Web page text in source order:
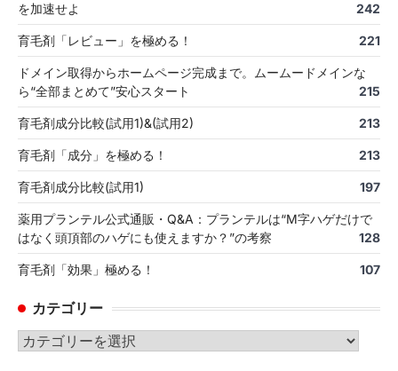
を加速せよ
242
育毛剤「レビュー」を極める！ 221
ドメイン取得からホームページ完成まで。ムームードメインな
ら“全部まとめて”安心スタート
215
育毛剤成分比較(試用1)&(試用2) 213
育毛剤「成分」を極める！ 213
育毛剤成分比較(試用1) 197
薬用プランテル公式通販・Q&A：プランテルは“M字ハゲだけで
はなく頭頂部のハゲにも使えますか？”の考察
128
育毛剤「効果」極める！ 107
カテゴリー
カ